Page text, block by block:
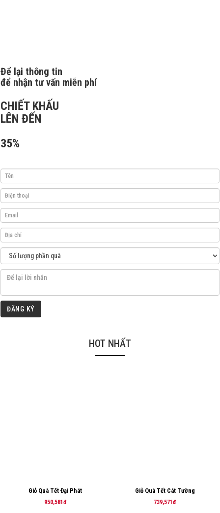
Để lại thông tin
để nhận tư vấn miễn phí
CHIẾT KHẤU
LÊN ĐẾN
35%
ĐĂNG KÝ
HOT NHẤT
Giỏ Quà Tết Đại Phát
950,581đ
Giỏ Quà Tết Cát Tường
739,571đ